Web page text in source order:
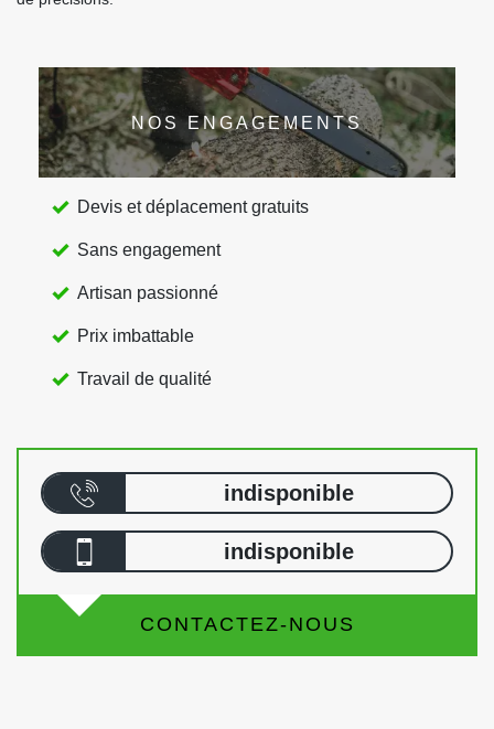
NOS ENGAGEMENTS
Devis et déplacement gratuits
Sans engagement
Artisan passionné
Prix imbattable
Travail de qualité
indisponible
indisponible
CONTACTEZ-NOUS